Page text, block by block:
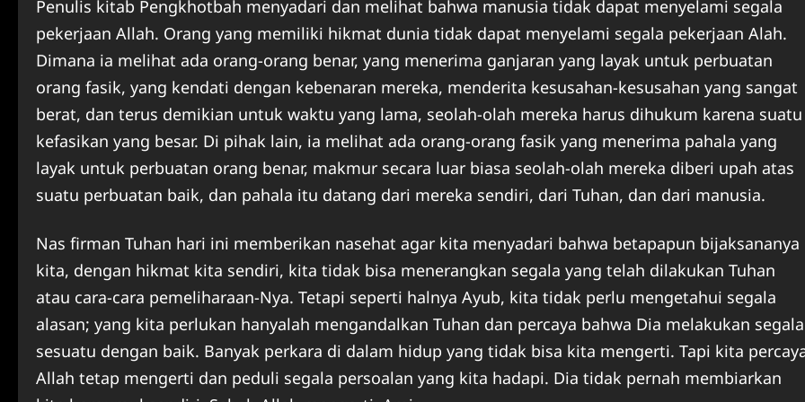
Penulis kitab Pengkhotbah menyadari dan melihat bahwa manusia tidak dapat menyelami segala
pekerjaan Allah. Orang yang memiliki hikmat dunia tidak dapat menyelami segala pekerjaan Alah.
Dimana ia melihat ada orang-orang benar, yang menerima ganjaran yang layak untuk perbuatan
orang fasik, yang kendati dengan kebenaran mereka, menderita kesusahan-kesusahan yang sangat
berat, dan terus demikian untuk waktu yang lama, seolah-olah mereka harus dihukum karena suatu
kefasikan yang besar. Di pihak lain, ia melihat ada orang-orang fasik yang menerima pahala yang
layak untuk perbuatan orang benar, makmur secara luar biasa seolah-olah mereka diberi upah atas
suatu perbuatan baik, dan pahala itu datang dari mereka sendiri, dari Tuhan, dan dari manusia.
Nas firman Tuhan hari ini memberikan nasehat agar kita menyadari bahwa betapapun bijaksananya
kita, dengan hikmat kita sendiri, kita tidak bisa menerangkan segala yang telah dilakukan Tuhan
atau cara-cara pemeliharaan-Nya. Tetapi seperti halnya Ayub, kita tidak perlu mengetahui segala
alasan; yang kita perlukan hanyalah mengandalkan Tuhan dan percaya bahwa Dia melakukan segala
sesuatu dengan baik. Banyak perkara di dalam hidup yang tidak bisa kita mengerti. Tapi kita
Allah tetap mengerti dan peduli segala persoalan yang kita hadapi. Dia tidak pernah membiarkan